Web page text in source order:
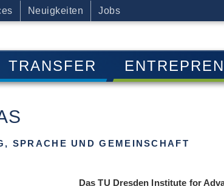
Neuigkeiten Jobs
TRANSFER
SPRACHE UND GEMEINSCHAFT
Das TU Dres­den Insti­tute for